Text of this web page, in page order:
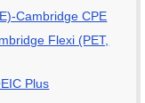
Cambridge CPE
Flexi (PET,
Plus